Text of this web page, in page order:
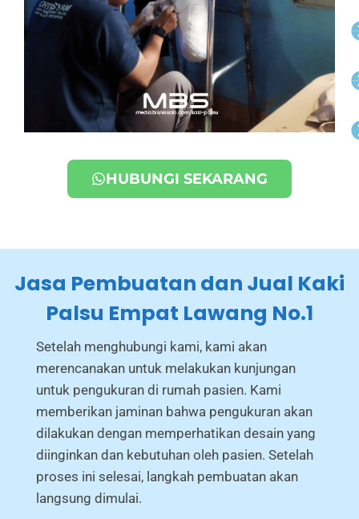
HUBUNGI SEKARANG
Jasa Pembuatan dan Jual Kaki
Palsu Empat Lawang No.1
Setelah menghubungi kami, kami akan
merencanakan untuk melakukan kunjungan
untuk pengukuran di rumah pasien. Kami
memberikan jaminan bahwa pengukuran akan
dilakukan dengan memperhatikan desain yang
diinginkan dan kebutuhan oleh pasien. Setelah
proses ini selesai, langkah pembuatan akan
langsung dimulai.